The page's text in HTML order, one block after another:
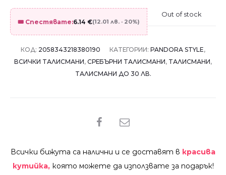
🎟️ Спестявате:6.14 €(12.01 лв. · 20%)
Out of stock
КОД: 2058343218380190 КАТЕГОРИИ: PANDORA STYLE,
ВСИЧКИ ТАЛИСМАНИ, СРЕБЪРНИ ТАЛИСМАНИ, ТАЛИСМАНИ,
ТАЛИСМАНИ ДО 30 ЛВ.
SHARE
Всички бижута са налични и се доставят в красива
кутийка, която можете да използвате за подарък!